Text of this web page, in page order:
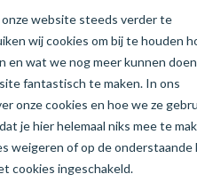
website steeds verder te
wij cookies om bij te houden
en wat we nog meer kunnen
fantastisch te maken. In ons
onze cookies en hoe we ze
je hier helemaal niks mee te
weigeren of op de onderstaande
cookies ingeschakeld.
Geen reviews
Pvc zandvangput,
dub. filter, 2x 125 mm,